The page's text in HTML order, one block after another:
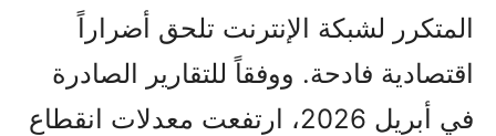
المتكرر لشبكة الإنترنت تلحق أضراراً
اقتصادية فادحة. ووفقاً للتقارير الصادرة
في أبريل 2026، ارتفعت معدلات انقطاع